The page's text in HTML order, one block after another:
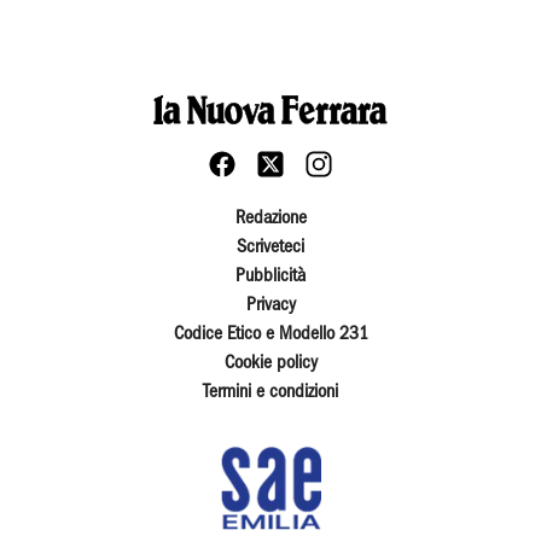
Redazione
Scriveteci
Pubblicità
Privacy
Codice Etico e Modello 231
Cookie policy
Termini e condizioni